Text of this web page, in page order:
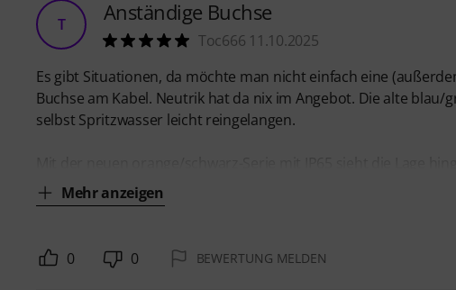
T Anständige Buchse
Toc666 11.10.2025
Es gibt Situationen, da möchte man nicht einfach eine
Buchse am Kabel. Neutrik hat da nix im Angebot. Die alte
selbst Spritzwasser leicht reingelangen.
Mehr anzeigen
0 0 BEWERTUNG MELDEN